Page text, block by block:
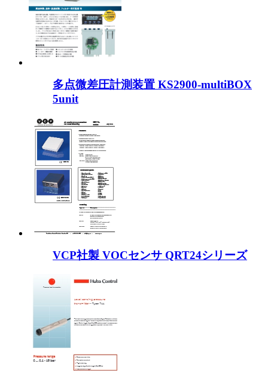
多点微差圧計測装置 KS2900-multiBOX
5unit
VCP社製 VOCセンサ QRT24シリーズ